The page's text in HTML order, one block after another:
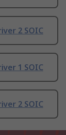
2 SOIC
1 SOIC
2 SOIC